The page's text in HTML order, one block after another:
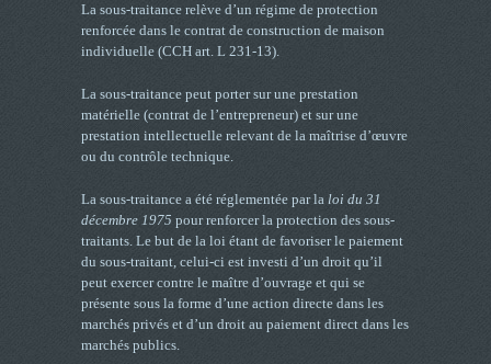
La sous-traitance relève d’un régime de protection
renforcée dans le contrat de construction de maison
individuelle (CCH art. L 231-13).
La sous-traitance peut porter sur une prestation
matérielle (contrat de l’entrepreneur) et sur une
prestation intellectuelle relevant de la maîtrise d’œuvre
ou du contrôle technique.
La sous-traitance a été réglementée par la loi du 31
décembre 1975 pour renforcer la protection des sous-
traitants. Le but de la loi étant de favoriser le paiement
du sous-traitant, celui-ci est investi d’un droit qu’il
peut exercer contre le maître d’ouvrage et qui se
présente sous la forme d’une action directe dans les
marchés privés et d’un droit au paiement direct dans les
marchés publics.